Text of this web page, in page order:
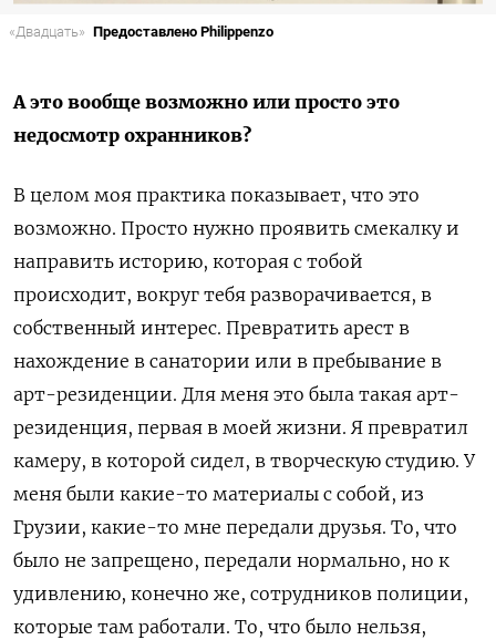
«Двадцать» Предоставлено Philippenzo
А это вообще возможно или просто это
недосмотр охранников?
В целом моя практика показывает, что это
возможно. Просто нужно проявить смекалку и
направить историю, которая с тобой
происходит, вокруг тебя разворачивается, в
собственный интерес. Превратить арест в
нахождение в санатории или в пребывание в
арт-резиденции. Для меня это была такая арт-
резиденция, первая в моей жизни. Я превратил
камеру, в которой сидел, в творческую студию. У
меня были какие-то материалы с собой, из
Грузии, какие-то мне передали друзья. То, что
было не запрещено, передали нормально, но к
удивлению, конечно же, сотрудников полиции,
которые там работали. То, что было нельзя,